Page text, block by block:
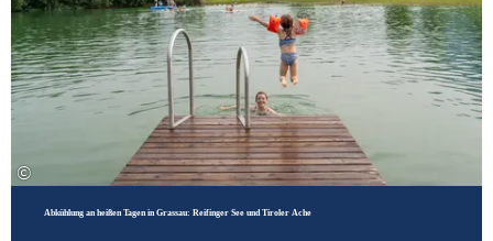
©
Abkühlung an heißen Tagen in Grassau: Reifinger See und Tiroler Ache